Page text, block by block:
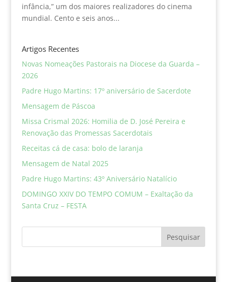
infância,” um dos maiores realizadores do cinema
mundial. Cento e seis anos...
Artigos Recentes
Novas Nomeações Pastorais na Diocese da Guarda –
2026
Padre Hugo Martins: 17º aniversário de Sacerdote
Mensagem de Páscoa
Missa Crismal 2026: Homilia de D. José Pereira e
Renovação das Promessas Sacerdotais
Receitas cá de casa: bolo de laranja
Mensagem de Natal 2025
Padre Hugo Martins: 43º Aniversário Natalício
DOMINGO XXIV DO TEMPO COMUM – Exaltação da
Santa Cruz – FESTA
Pesquisar